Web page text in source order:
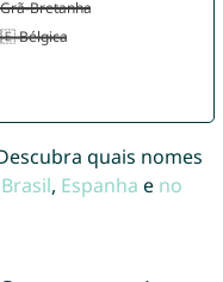
quais nomes
Brasil, Espanha e no